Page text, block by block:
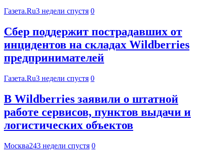
Газета.Ru3 недели спустя 0
Сбер поддержит пострадавших от
инцидентов на складах Wildberries
предпринимателей
Газета.Ru3 недели спустя 0
В Wildberries заявили о штатной
работе сервисов, пунктов выдачи и
логистических объектов
Москва243 недели спустя 0